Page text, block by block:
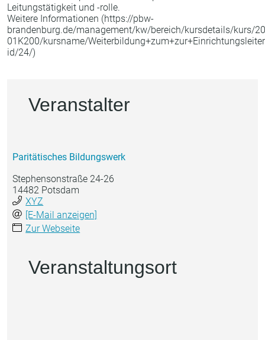
2026
Leitungstätigkeit und -rolle.
Weitere Informationen (https://pbw-
brandenburg.de/management/kw/bereich/kursdetails/kurs/
01K200/kursname/
id/24/)
Veranstalter
Paritätisches Bildungswerk
Stephensonstraße 24-26
14482 Potsdam
XYZ
[E-Mail anzeigen]
Zur Webseite
Veranstaltungsort